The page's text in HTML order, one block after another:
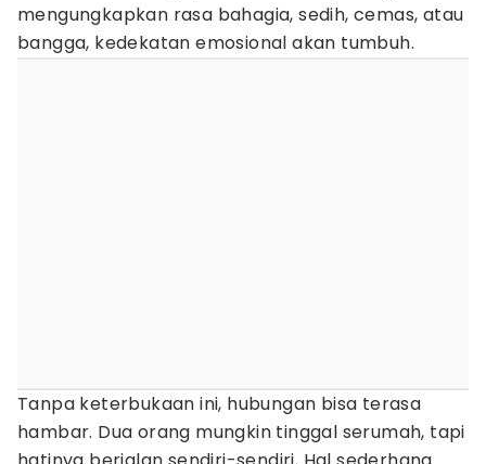
mengungkapkan rasa bahagia, sedih, cemas, atau
bangga, kedekatan emosional akan tumbuh.
Tanpa keterbukaan ini, hubungan bisa terasa
hambar. Dua orang mungkin tinggal serumah, tapi